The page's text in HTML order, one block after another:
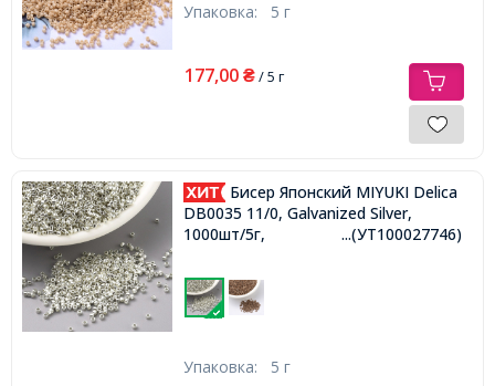
Упаковка: 5 г
177,00 ₴/ 5 г
Бисер Японский MIYUKI Delica
DB0035 11/0, Galvanized Silver,
1000шт/5г,
...(УТ100027746)
Упаковка: 5 г